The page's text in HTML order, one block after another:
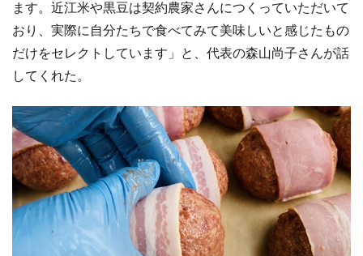
ます。近江米や黒豆は契約農家さんにつくっていただいて
おり、実際に自分たちで食べてみて美味しいと感じたもの
だけをセレクトしています」と、代表の森山尚子さんが話
してくれた。